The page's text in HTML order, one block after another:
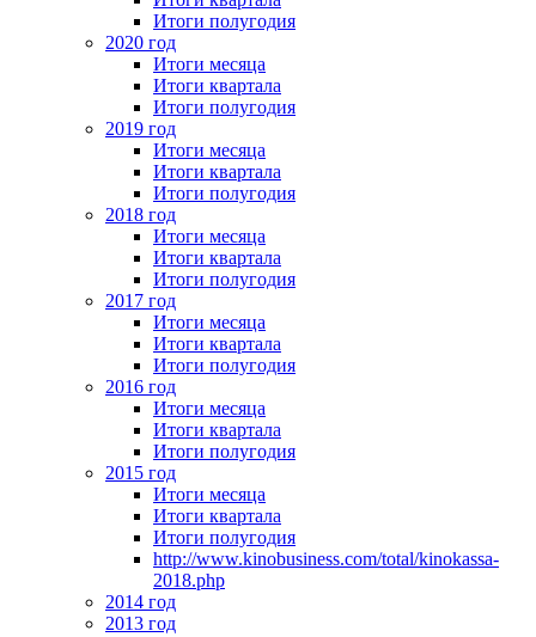
Итоги полугодия
2020 год
Итоги месяца
Итоги квартала
Итоги полугодия
2019 год
Итоги месяца
Итоги квартала
Итоги полугодия
2018 год
Итоги месяца
Итоги квартала
Итоги полугодия
2017 год
Итоги месяца
Итоги квартала
Итоги полугодия
2016 год
Итоги месяца
Итоги квартала
Итоги полугодия
2015 год
Итоги месяца
Итоги квартала
Итоги полугодия
http://www.kinobusiness.com/total/kinokassa-
2018.php
2014 год
2013 год